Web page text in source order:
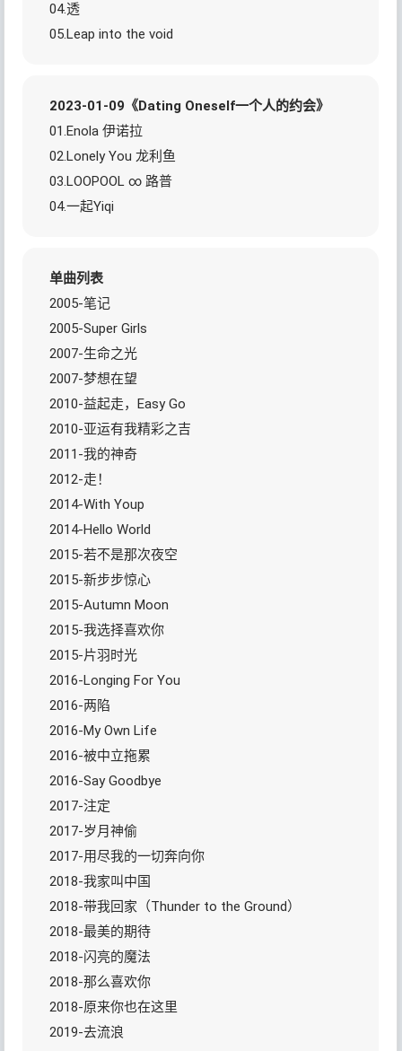
04.透
05.Leap into the void
2023-01-09《Dating Oneself一个人的约会》
01.Enola 伊诺拉
02.Lonely You 龙利鱼
03.LOOPOOL ∞ 路普
04.一起Yiqi
单曲列表
2005-笔记
2005-Super Girls
2007-生命之光
2007-梦想在望
2010-益起走，Easy Go
2010-亚运有我精彩之吉
2011-我的神奇
2012-走！
2014-With Youp
2014-Hello World
2015-若不是那次夜空
2015-新步步惊心
2015-Autumn Moon
2015-我选择喜欢你
2015-片羽时光
2016-Longing For You
2016-两陷
2016-My Own Life
2016-被中立拖累
2016-Say Goodbye
2017-注定
2017-岁月神偷
2017-用尽我的一切奔向你
2018-我家叫中国
2018-带我回家（Thunder to the Ground）
2018-最美的期待
2018-闪亮的魔法
2018-那么喜欢你
2018-原来你也在这里
2019-去流浪